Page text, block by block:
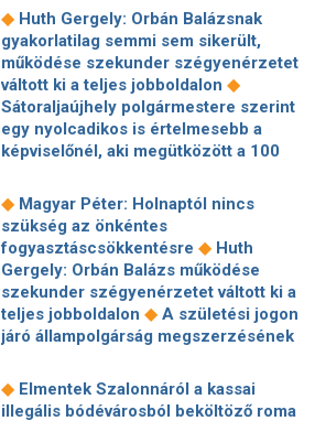
◆ Huth Gergely: Orbán Balázsnak
gyakorlatilag semmi sem sikerült,
működése szekunder szégyenérzetet
váltott ki a teljes jobboldalon ◆
Sátoraljaújhely polgármestere szerint
egy nyolcadikos is értelmesebb a
képviselőnél, aki megütközött a 100
hírszerzés szerint Putyin pár éven
belül megtámadhat egy NATO-
tagállamot ◆ Vitézy Dávid
elmagyarázta, miért Mészárosék
cége nyerte a közbeszerzést
sínhegesztésre◆ Nagy cégek
segítségét kéri Szolnok
polgármestere a 400 kirúgott
mozgolódás a Legfőbb Ügyészségen,
többen kerülnek új pozícióba◆Tarr
◆ Magyar Péter: Holnaptól nincs
szükség az önkéntes
fogyasztáscsökkentésre ◆ Huth
Gergely: Orbán Balázs működése
szekunder szégyenérzetet váltott ki a
teljes jobboldalon ◆ A születési jogon
járó állampolgárság megszerzésének
Donald Trump
◆ „Kevésen múlt a
katasztrófa” – szintet léphetett az
◆ Elmentek Szalonnáról a kassai
illegális bódévárosból beköltöző roma